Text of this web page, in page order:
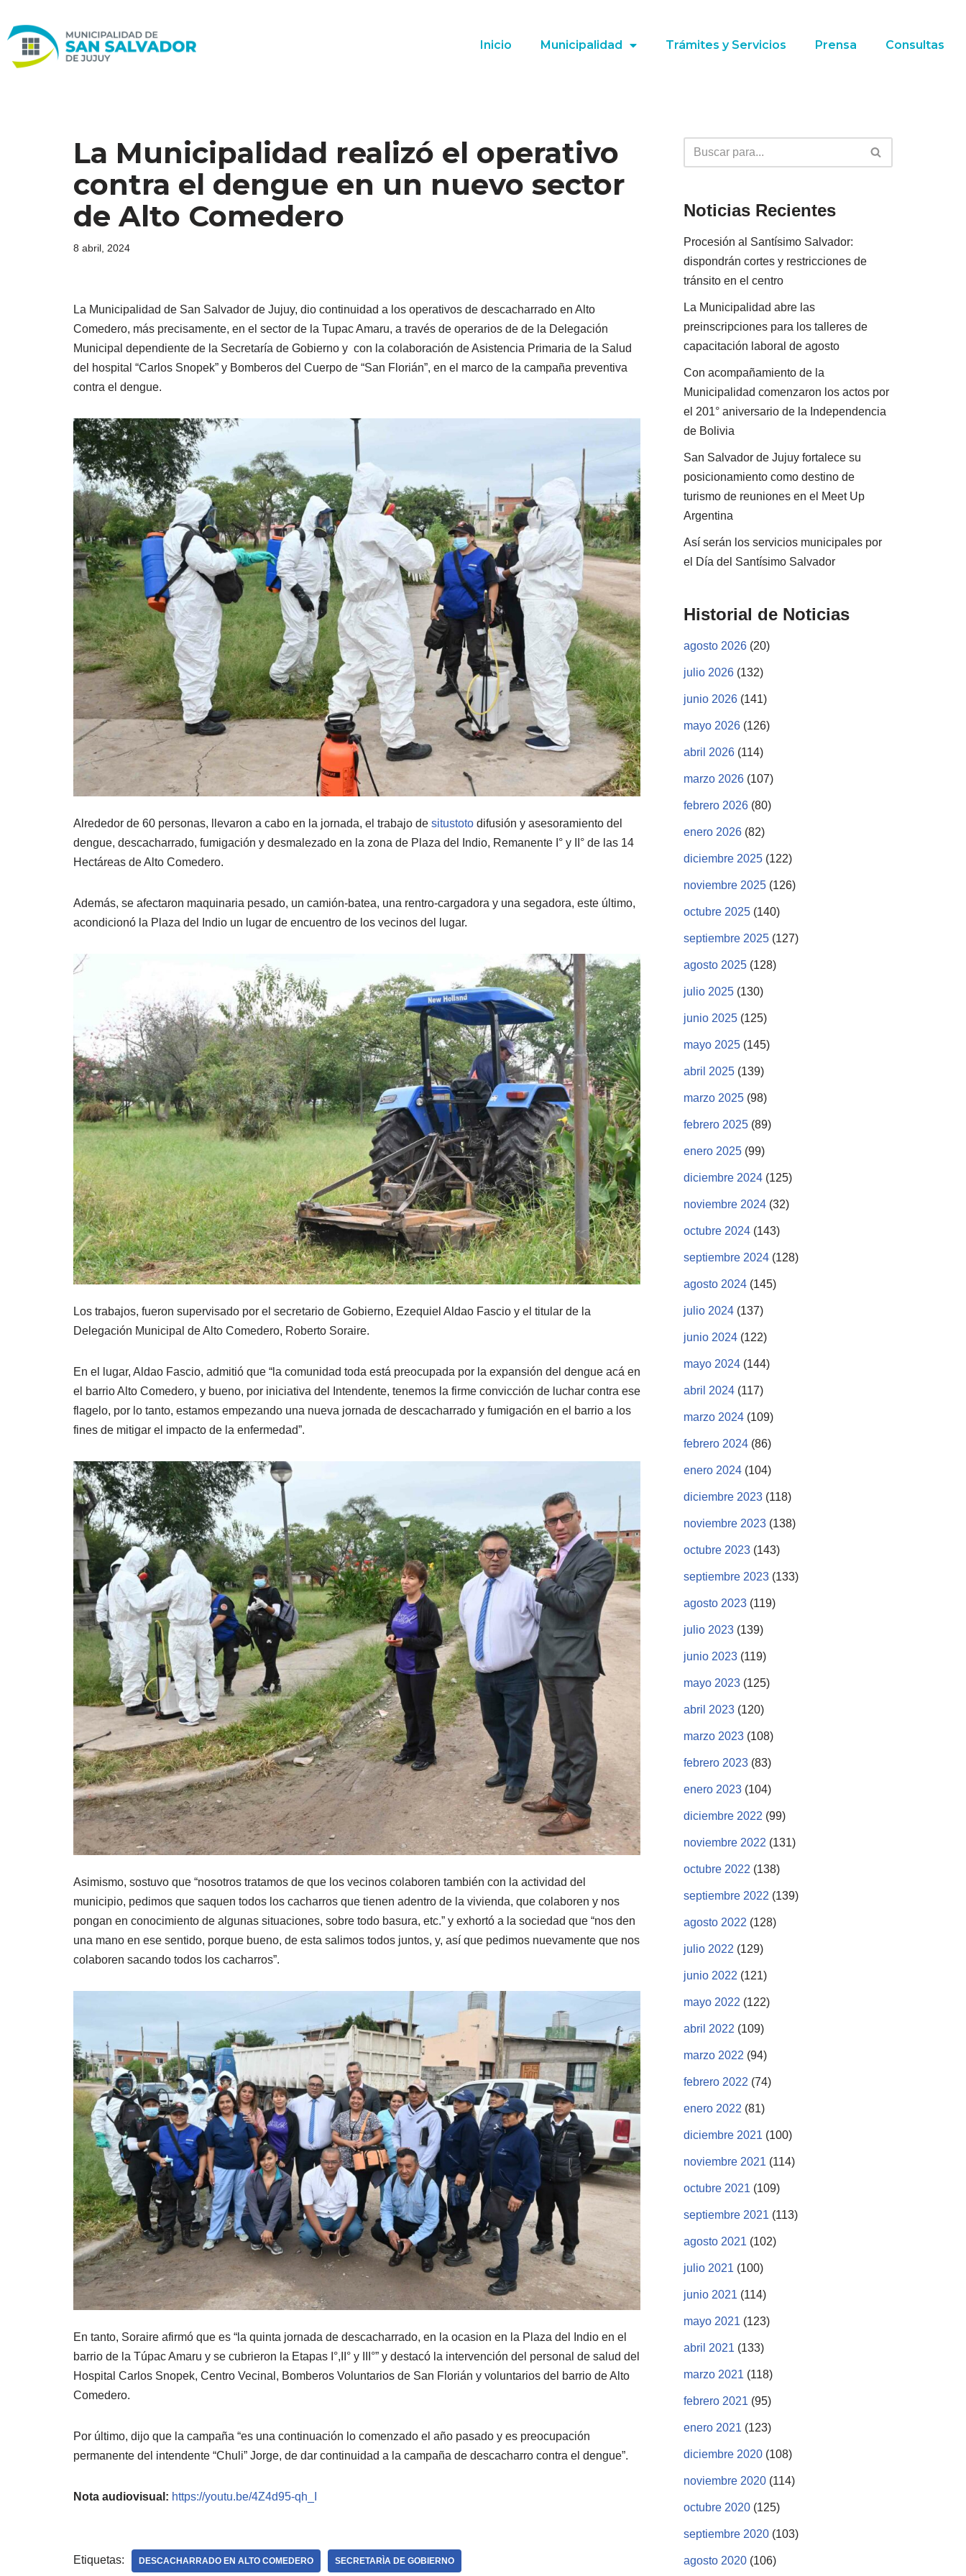
Ir
al
Inicio Municipalidad Trámites y Servicios Prensa Consultas
La Municipalidad realizó el operativo
contra el dengue en un nuevo sector
de Alto Comedero
8 abril, 2024
La Municipalidad de San Salvador de Jujuy, dio continuidad a los operativos de descacharrado en Alto
Comedero, más precisamente, en el sector de la Tupac Amaru, a través de operarios de de la Delegación
Municipal dependiente de la Secretaría de Gobierno y con la colaboración de Asistencia Primaria de la Salud
del hospital “Carlos Snopek” y Bomberos del Cuerpo de “San Florián”, en el marco de la campaña preventiva
contra el dengue.
Alrededor de 60 personas, llevaron a cabo en la jornada, el trabajo de situstoto difusión y asesoramiento del
dengue, descacharrado, fumigación y desmalezado en la zona de Plaza del Indio, Remanente I° y II° de las 14
Hectáreas de Alto Comedero.
Además, se afectaron maquinaria pesado, un camión-batea, una rentro-cargadora y una segadora, este último,
acondicionó la Plaza del Indio un lugar de encuentro de los vecinos del lugar.
Los trabajos, fueron supervisado por el secretario de Gobierno, Ezequiel Aldao Fascio y el titular de la
Delegación Municipal de Alto Comedero, Roberto Soraire.
En el lugar, Aldao Fascio, admitió que “la comunidad toda está preocupada por la expansión del dengue acá en
el barrio Alto Comedero, y bueno, por iniciativa del Intendente, tenemos la firme convicción de luchar contra ese
flagelo, por lo tanto, estamos empezando una nueva jornada de descacharrado y fumigación en el barrio a los
fines de mitigar el impacto de la enfermedad”.
Asimismo, sostuvo que “nosotros tratamos de que los vecinos colaboren también con la actividad del
municipio, pedimos que saquen todos los cacharros que tienen adentro de la vivienda, que colaboren y nos
pongan en conocimiento de algunas situaciones, sobre todo basura, etc.” y exhortó a la sociedad que “nos den
una mano en ese sentido, porque bueno, de esta salimos todos juntos, y, así que pedimos nuevamente que nos
colaboren sacando todos los cacharros”.
En tanto, Soraire afirmó que es “la quinta jornada de descacharrado, en la ocasion en la Plaza del Indio en el
barrio de la Túpac Amaru y se cubrieron la Etapas I°,II° y III°” y destacó la intervención del personal de salud del
Hospital Carlos Snopek, Centro Vecinal, Bomberos Voluntarios de San Florián y voluntarios del barrio de Alto
Comedero.
Por último, dijo que la campaña “es una continuación lo comenzado el año pasado y es preocupación
permanente del intendente “Chuli” Jorge, de dar continuidad a la campaña de descacharro contra el dengue”.
Nota audiovisual: https://youtu.be/4Z4d95-qh_I
Etiquetas: DESCACHARRADO EN ALTO COMEDERO SECRETARÌA DE GOBIERNO
Noticias Recientes
Procesión al Santísimo Salvador:
dispondrán cortes y restricciones de
tránsito en el centro
La Municipalidad abre las
preinscripciones para los talleres de
capacitación laboral de agosto
Con acompañamiento de la
Municipalidad comenzaron los actos por
el 201° aniversario de la Independencia
de Bolivia
San Salvador de Jujuy fortalece su
posicionamiento como destino de
turismo de reuniones en el Meet Up
Argentina
Así serán los servicios municipales por
el Día del Santísimo Salvador
Historial de Noticias
agosto 2026 (20)
julio 2026 (132)
junio 2026 (141)
mayo 2026 (126)
abril 2026 (114)
marzo 2026 (107)
febrero 2026 (80)
enero 2026 (82)
diciembre 2025 (122)
noviembre 2025 (126)
octubre 2025 (140)
septiembre 2025 (127)
agosto 2025 (128)
julio 2025 (130)
junio 2025 (125)
mayo 2025 (145)
abril 2025 (139)
marzo 2025 (98)
febrero 2025 (89)
enero 2025 (99)
diciembre 2024 (125)
noviembre 2024 (32)
octubre 2024 (143)
septiembre 2024 (128)
agosto 2024 (145)
julio 2024 (137)
junio 2024 (122)
mayo 2024 (144)
abril 2024 (117)
marzo 2024 (109)
febrero 2024 (86)
enero 2024 (104)
diciembre 2023 (118)
noviembre 2023 (138)
octubre 2023 (143)
septiembre 2023 (133)
agosto 2023 (119)
julio 2023 (139)
junio 2023 (119)
mayo 2023 (125)
abril 2023 (120)
marzo 2023 (108)
febrero 2023 (83)
enero 2023 (104)
diciembre 2022 (99)
noviembre 2022 (131)
octubre 2022 (138)
septiembre 2022 (139)
agosto 2022 (128)
julio 2022 (129)
junio 2022 (121)
mayo 2022 (122)
abril 2022 (109)
marzo 2022 (94)
febrero 2022 (74)
enero 2022 (81)
diciembre 2021 (100)
noviembre 2021 (114)
octubre 2021 (109)
septiembre 2021 (113)
agosto 2021 (102)
julio 2021 (100)
junio 2021 (114)
mayo 2021 (123)
abril 2021 (133)
marzo 2021 (118)
febrero 2021 (95)
enero 2021 (123)
diciembre 2020 (108)
noviembre 2020 (114)
octubre 2020 (125)
septiembre 2020 (103)
agosto 2020 (106)